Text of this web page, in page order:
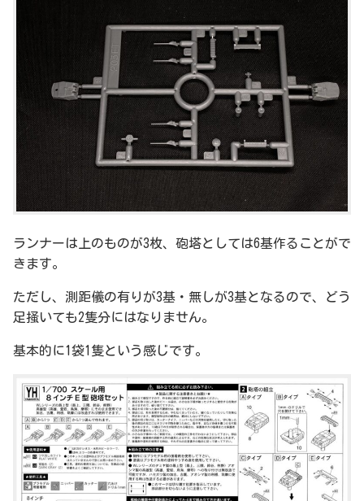
ランナーは上のものが3枚、砲塔としては6基作ることがで
きます。
ただし、測距儀の有りが3基・無しが3基となるので、どう
足掻いても2隻分にはなりません。
基本的に1袋1隻という感じです。